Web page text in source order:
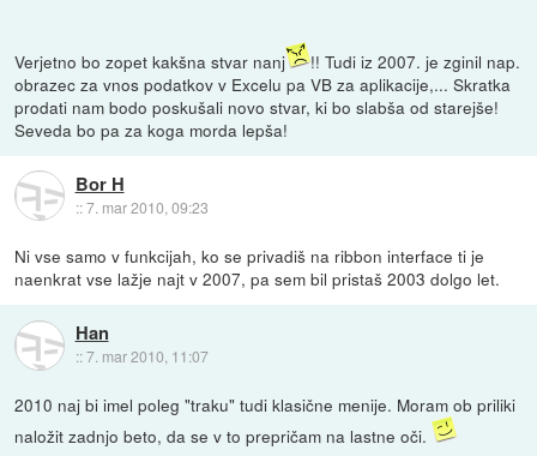
Verjetno bo zopet kakšna stvar nanj
!! Tudi iz 2007. je zginil nap.
obrazec za vnos podatkov v Excelu pa VB za aplikacije,... Skratka
prodati nam bodo poskušali novo stvar, ki bo slabša od starejše!
Seveda bo pa za koga morda lepša!
Bor H
::7. mar 2010, 09:23
Ni vse samo v funkcijah, ko se privadiš na ribbon interface ti je
naenkrat vse lažje najt v 2007, pa sem bil pristaš 2003 dolgo let.
Han
::7. mar 2010, 11:07
2010 naj bi imel poleg "traku" tudi klasične menije. Moram ob priliki
naložit zadnjo beto, da se v to prepričam na lastne oči.